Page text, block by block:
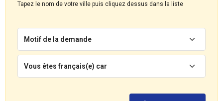
Tapez le nom de votre ville puis cliquez dessus dans la liste
Motif de la demande
Vous êtes français(e) car